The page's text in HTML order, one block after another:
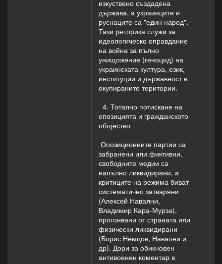
изкуствено създадена
държава, а украинците и
руснаците са "един народ".
Тази реторика служи за
идеологическо оправдание
на война за пълно
унищожение (геноцид) на
украинската култура, език,
институции и държавност в
окупираните територии.
4. Тотално потискане на
опозицията и гражданското
общество
Опозиционните партии са
забранени или фиктивни,
свободните медии са
напълно ликвидирани, а
критиците на режима биват
систематично затваряни
(Алексей Навални,
Владимир Кара-Мурза),
прогонвани от страната или
физически ликвидирани
(Борис Немцов, Навални и
др). Дори за обикновен
антивоенен коментар в